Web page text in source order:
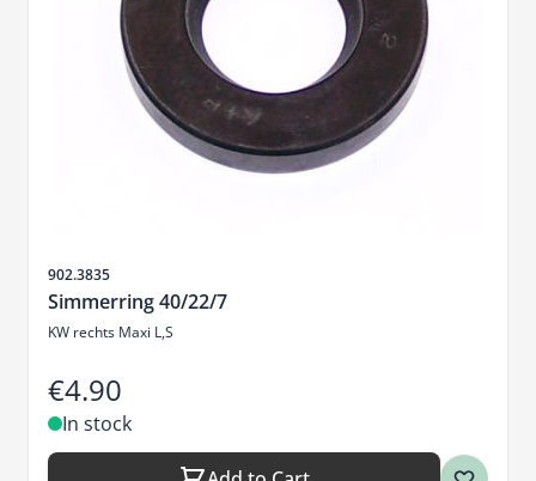
Sku
902.3835
Simmerring 40/22/7
KW rechts Maxi L,S
€4.90
In stock